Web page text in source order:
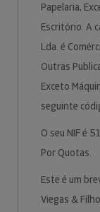
Papelaria,
Escritório. A
Lda. é
Outras
Exceto
seguinte
O seu NIF é
Por Quotas.
Este é um
Viegas &